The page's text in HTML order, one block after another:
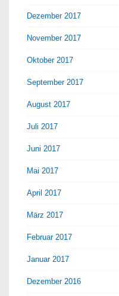
Dezember 2017
November 2017
Oktober 2017
September 2017
August 2017
Juli 2017
Juni 2017
Mai 2017
April 2017
März 2017
Februar 2017
Januar 2017
Dezember 2016